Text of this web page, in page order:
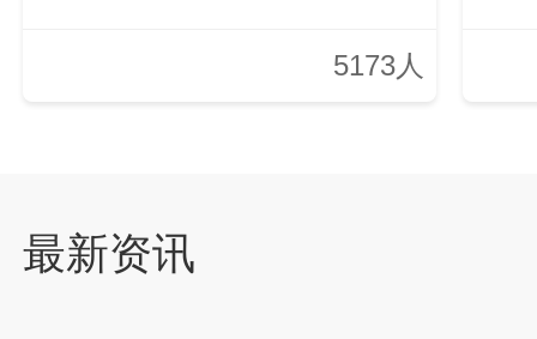
5173人
最新资讯